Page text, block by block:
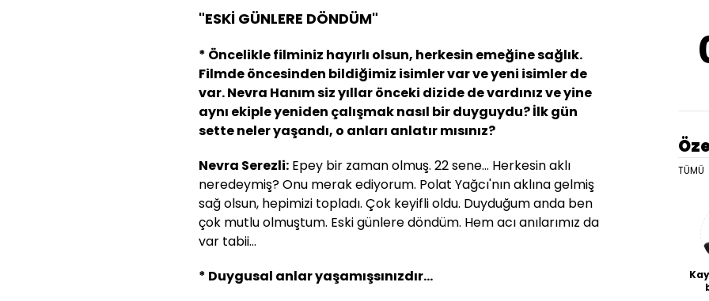
"ESKİ GÜNLERE DÖNDÜM"
* Öncelikle filminiz hayırlı olsun, herkesin emeğine sağlık.
Filmde öncesinden bildiğimiz isimler var ve yeni isimler de
var. Nevra Hanım siz yıllar önceki dizide de vardınız ve yine
aynı ekiple yeniden çalışmak nasıl bir duyguydu? İlk gün
sette neler yaşandı, o anları anlatır mısınız?
Nevra Serezli: Epey bir zaman olmuş. 22 sene... Herkesin aklı
neredeymiş? Onu merak ediyorum. Polat Yağcı'nın aklına gelmiş
sağ olsun, hepimizi topladı. Çok keyifli oldu. Duyduğum anda ben
çok mutlu olmuştum. Eski günlere döndüm. Hem acı anılarımız da
var tabii...
* Duygusal anlar yaşamışsınızdır...
TÜMÜ